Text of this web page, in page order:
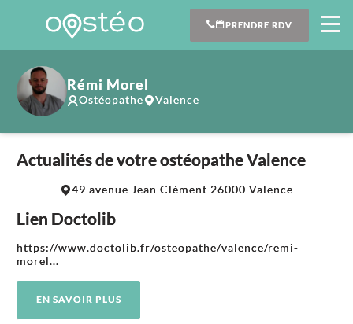
PRENDRE RDV
Rémi Morel
Ostéopathe Valence
Actualités de votre ostéopathe Valence
−
49 avenue Jean Clément 26000 Valence
Lien Doctolib
https://www.doctolib.fr/osteopathe/valence/remi-
morel...
EN SAVOIR PLUS